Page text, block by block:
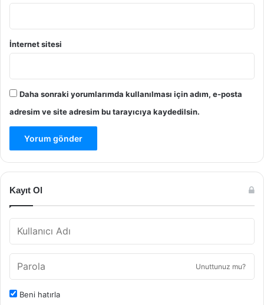
İnternet sitesi
Daha sonraki yorumlarımda kullanılması için adım, e-posta
adresim ve site adresim bu tarayıcıya kaydedilsin.
Kayıt Ol
Unuttunuz mu?
Beni hatırla